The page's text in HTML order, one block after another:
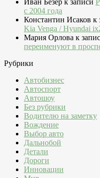
Иван Безер к записи
c 2004 года
Константин Исаков к
Kia Venga / Hyundai
Мария Орлова к
переименуют в
Рубрики
Автобизнес
Автоспорт
Автошоу
Без рубрики
Водителю на заметку
Вождение
Выбор авто
Дальнобой
Детали
Дороги
Инновации